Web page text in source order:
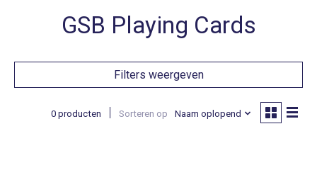
GSB Playing Cards
Filters weergeven
0 producten Sorteren op Naam oplopend